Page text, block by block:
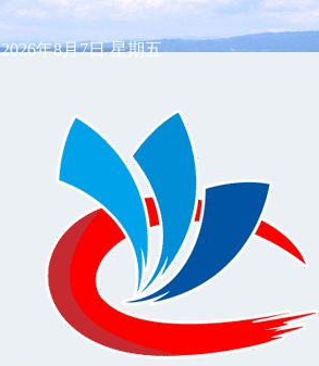
2026年8月7日 星期五